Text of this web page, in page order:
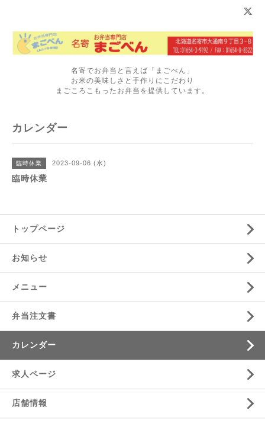
名寄でお弁当と言えば「まごべん」
お米の美味しさと手作りにこだわり
まごころこもったお弁当を提供しています。
カレンダー
臨時休業 2023-09-06 (水)
臨時休業
トップページ
お知らせ
メニュー
弁当注文書
カレンダー
求人ページ
店舗情報